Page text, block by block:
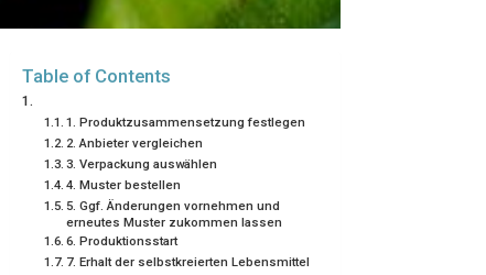
Table of Contents
1. Produktzusammensetzung festlegen
2. Anbieter vergleichen
3. Verpackung auswählen
4. Muster bestellen
5. Ggf. Änderungen vornehmen und
erneutes Muster zukommen lassen
6. Produktionsstart
7. Erhalt der selbstkreierten Lebensmittel